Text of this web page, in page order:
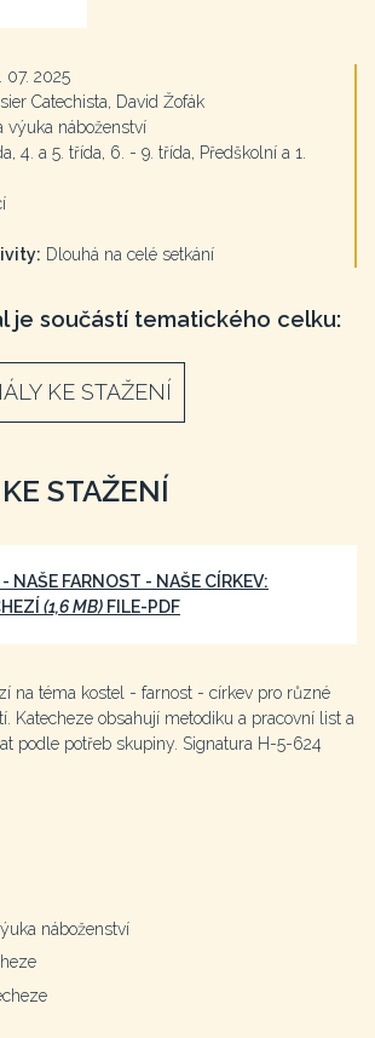
07. 2025
Catechista, David Žofák
výuka náboženství
4. a 5. třída, 6. - 9. třída, Předškolní a 1.
Dlouhá na celé setkání
je součástí tematického celku:
KE STAŽENÍ
STAŽENÍ
NAŠE FARNOST - NAŠE CÍRKEV:
(1,6 MB) FILE-PDF
na téma kostel - farnost - církev pro různé
Katecheze obsahují metodiku a pracovní list a
podle potřeb skupiny. Signatura H-5-624
náboženství